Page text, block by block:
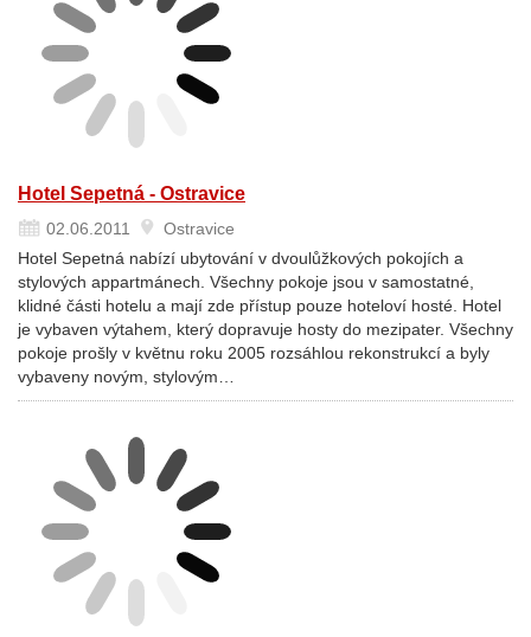
Hotel Sepetná - Ostravice
02.06.2011
Ostravice
Hotel Sepetná nabízí ubytování v dvoulůžkových pokojích a
stylových appartmánech. Všechny pokoje jsou v samostatné,
klidné části hotelu a mají zde přístup pouze hoteloví hosté. Hotel
je vybaven výtahem, který dopravuje hosty do mezipater. Všechny
pokoje prošly v květnu roku 2005 rozsáhlou rekonstrukcí a byly
vybaveny novým, stylovým…